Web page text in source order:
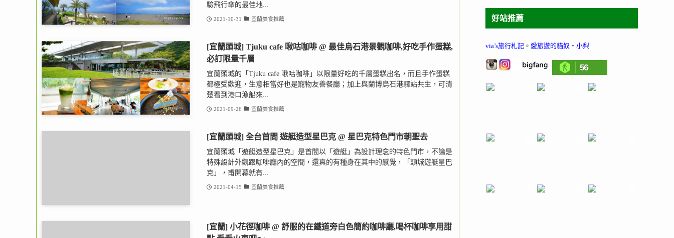
驗飛行傘的最佳地...
2021-10-31 宜蘭美食推薦
[宜蘭頭城] Tjuku cafe 啾咕咖啡 @ 最佳烏石港景觀咖啡,好吃手作蛋糕,
必訂限量千層
宜蘭頭城的「Tjuku cafe 啾咕咖啡」以限量好吃的千層蛋糕出名，而且手作蛋糕
都極受歡迎，生意相當好也是寵物友善餐廳；加上與蘭博烏石港驛站共生，可清
楚看到港口漁船來...
2021-09-26 宜蘭美食推薦
[宜蘭頭城] 全台首間 遊艇造型星巴克 @ 星巴克特色門市朝聖去
宜蘭頭城「遊艇造型星巴克」是首間以「遊艇」為設計理念的特色門市，不論是
特殊設計外觀跟咖啡廳內的空間，還真的有種身在其中的感覺，「頭城遊艇星巴
克」，甫開幕就有...
2021-04-15 宜蘭美食推薦
[宜蘭] 小花徑咖啡 @ 舒服的在鐵道旁白色簡約咖啡廳,喝杯咖啡享用甜
好站推薦
via’s旅行札記 。 愛旅遊的貓奴‧小梨
56